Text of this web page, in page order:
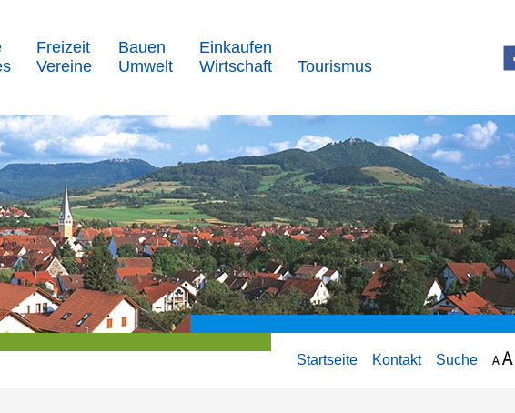
Freizeit
Vereine
Bauen
Umwelt
Einkaufen
Wirtschaft
Tourismus
Startseite Kontakt Suche